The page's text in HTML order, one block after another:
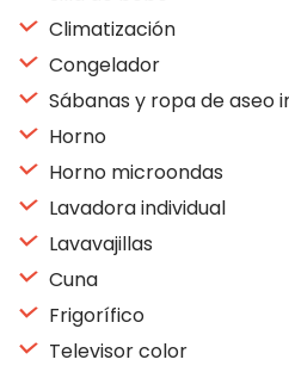
Climatización
Congelador
Sábanas y ropa de aseo
Horno
Horno microondas
Lavadora individual
Lavavajillas
Cuna
Frigorífico
Televisor color